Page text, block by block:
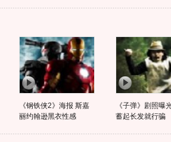
《钢铁侠2》海报 斯嘉
丽约翰逊黑衣性感
《子弹》剧照曝
蓄起长发就行骗